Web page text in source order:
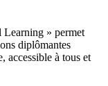
Learning » permet
diplômantes
accessible à tous et